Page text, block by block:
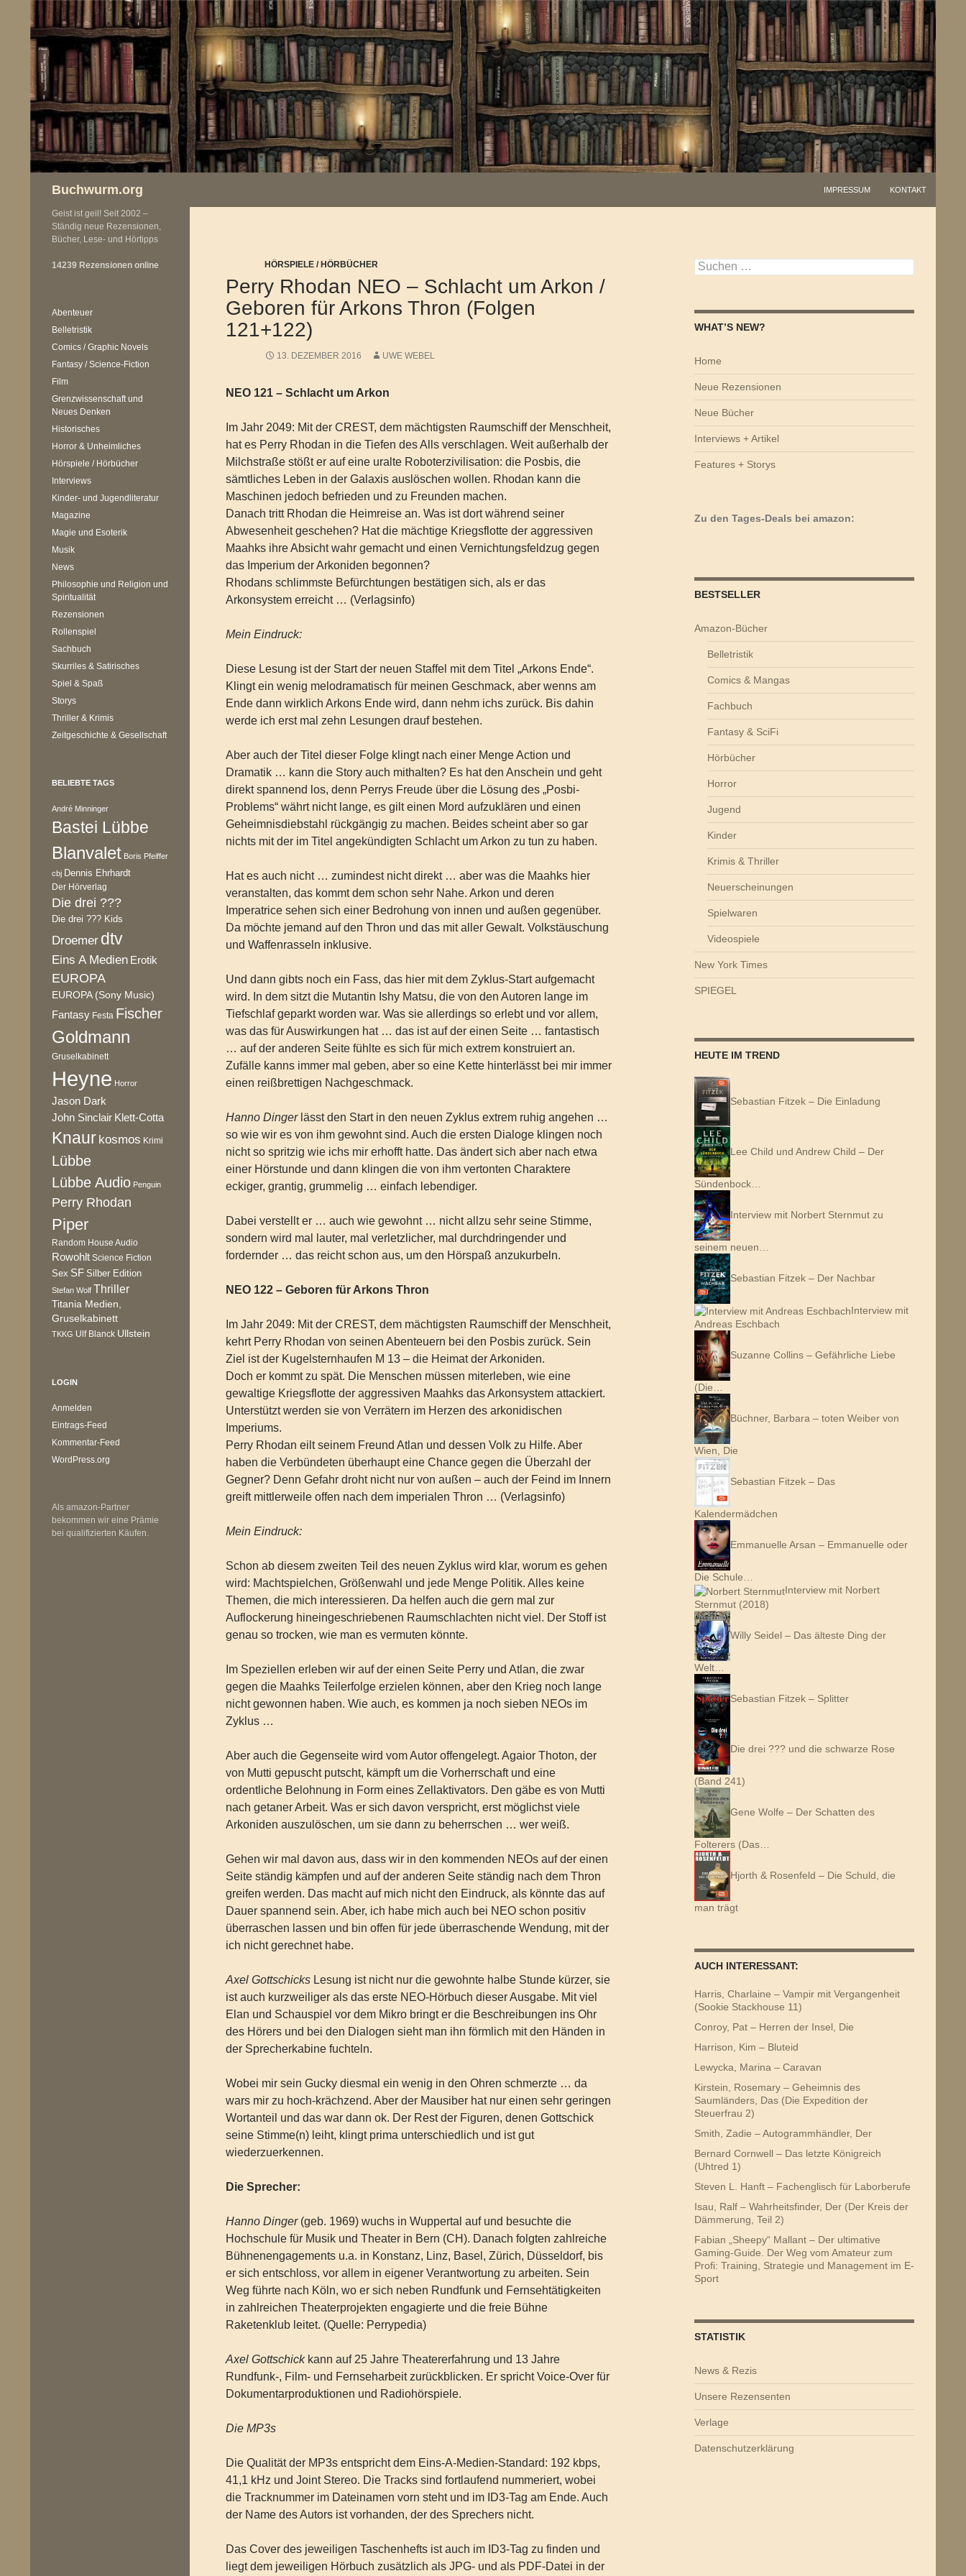
springen
Buchwurm.org IMPRESSUM KONTAKT
HÖRSPIELE / HÖRBÜCHER
Perry Rhodan NEO – Schlacht um Arkon /
Geboren für Arkons Thron (Folgen
121+122)
13. DEZEMBER 2016 UWE WEBEL
NEO 121 – Schlacht um Arkon
Im Jahr 2049: Mit der CREST, dem mächtigsten Raumschiff der Menschheit,
hat es Perry Rhodan in die Tiefen des Alls verschlagen. Weit außerhalb der
Milchstraße stößt er auf eine uralte Roboterzivilisation: die Posbis, die
sämtliches Leben in der Galaxis auslöschen wollen. Rhodan kann die
Maschinen jedoch befrieden und zu Freunden machen.
Danach tritt Rhodan die Heimreise an. Was ist dort während seiner
Abwesenheit geschehen? Hat die mächtige Kriegsflotte der aggressiven
Maahks ihre Absicht wahr gemacht und einen Vernichtungsfeldzug gegen
das Imperium der Arkoniden begonnen?
Rhodans schlimmste Befürchtungen bestätigen sich, als er das
Arkonsystem erreicht … (Verlagsinfo)
Mein Eindruck:
Diese Lesung ist der Start der neuen Staffel mit dem Titel „Arkons Ende“.
Klingt ein wenig melodramatisch für meinen Geschmack, aber wenns am
Ende dann wirklich Arkons Ende wird, dann nehm ichs zurück. Bis dahin
werde ich erst mal zehn Lesungen drauf bestehen.
Aber auch der Titel dieser Folge klingt nach einer Menge Action und
Dramatik … kann die Story auch mithalten? Es hat den Anschein und geht
direkt spannend los, denn Perrys Freude über die Lösung des „Posbi-
Problems“ währt nicht lange, es gilt einen Mord aufzuklären und einen
Geheimnisdiebstahl rückgängig zu machen. Beides scheint aber so gar
nichts mit der im Titel angekündigten Schlacht um Arkon zu tun zu haben.
Hat es auch nicht … zumindest nicht direkt … aber was die Maahks hier
veranstalten, das kommt dem schon sehr Nahe. Arkon und deren
Imperatrice sehen sich einer Bedrohung von innen und außen gegenüber.
Da möchte jemand auf den Thron und das mit aller Gewalt. Volkstäuschung
und Waffenrasseln inklusive.
Und dann gibts noch ein Fass, das hier mit dem Zyklus-Start aufgemacht
wird. In dem sitzt die Mutantin Ishy Matsu, die von den Autoren lange im
Tiefschlaf geparkt worden war. Was sie allerdings so erlebt und vor allem,
was das für Auswirkungen hat … das ist auf der einen Seite … fantastisch
… auf der anderen Seite fühlte es sich für mich extrem konstruiert an.
Zufälle kanns immer mal geben, aber so eine Kette hinterlässt bei mir immer
einen reißbrettigen Nachgeschmack.
Hanno Dingerlässt den Start in den neuen Zyklus extrem ruhig angehen …
so wie wir es von ihm gewohnt sind. Auch die ersten Dialoge klingen noch
nicht so spritzig wie ichs mir erhofft hatte. Das ändert sich aber nach etwa
einer Hörstunde und dann klingen die von ihm vertonten Charaktere
eckiger, grantig, grummelig … einfach lebendiger.
Dabei verstellt er … auch wie gewohnt … nicht allzu sehr seine Stimme,
sondern wird mal lauter, mal verletzlicher, mal durchdringender und
fordernder … das reicht schon aus, um den Hörspaß anzukurbeln.
NEO 122 – Geboren für Arkons Thron
Im Jahr 2049: Mit der CREST, dem mächtigsten Raumschiff der Menschheit,
kehrt Perry Rhodan von seinen Abenteuern bei den Posbis zurück. Sein
Ziel ist der Kugelsternhaufen M 13 – die Heimat der Arkoniden.
Doch er kommt zu spät. Die Menschen müssen miterleben, wie eine
gewaltige Kriegsflotte der aggressiven Maahks das Arkonsystem attackiert.
Unterstützt werden sie von Verrätern im Herzen des arkonidischen
Imperiums.
Perry Rhodan eilt seinem Freund Atlan und dessen Volk zu Hilfe. Aber
haben die Verbündeten überhaupt eine Chance gegen die Überzahl der
Gegner? Denn Gefahr droht nicht nur von außen – auch der Feind im Innern
greift mittlerweile offen nach dem imperialen Thron … (Verlagsinfo)
Mein Eindruck:
Schon ab diesem zweiten Teil des neuen Zyklus wird klar, worum es gehen
wird: Machtspielchen, Größenwahl und jede Menge Politik. Alles keine
Themen, die mich interessieren. Da helfen auch die gern mal zur
Auflockerung hineingeschriebenen Raumschlachten nicht viel. Der Stoff ist
genau so trocken, wie man es vermuten könnte.
Im Speziellen erleben wir auf der einen Seite Perry und Atlan, die zwar
gegen die Maahks Teilerfolge erzielen können, aber den Krieg noch lange
nicht gewonnen haben. Wie auch, es kommen ja noch sieben NEOs im
Zyklus …
Aber auch die Gegenseite wird vom Autor offengelegt. Agaior Thoton, der
von Mutti gepuscht putscht, kämpft um die Vorherrschaft und eine
ordentliche Belohnung in Form eines Zellaktivators. Den gäbe es von Mutti
nach getaner Arbeit. Was er sich davon verspricht, erst möglichst viele
Arkoniden auszulöschen, um sie dann zu beherrschen … wer weiß.
Gehen wir mal davon aus, dass wir in den kommenden NEOs auf der einen
Seite ständig kämpfen und auf der anderen Seite ständig nach dem Thron
greifen werden. Das macht auf mich nicht den Eindruck, als könnte das auf
Dauer spannend sein. Aber, ich habe mich auch bei NEO schon positiv
überraschen lassen und bin offen für jede überraschende Wendung, mit der
ich nicht gerechnet habe.
Axel Gottschicks Lesung ist nicht nur die gewohnte halbe Stunde kürzer, sie
ist auch kurzweiliger als das erste NEO-Hörbuch dieser Ausgabe. Mit viel
Elan und Schauspiel vor dem Mikro bringt er die Beschreibungen ins Ohr
des Hörers und bei den Dialogen sieht man ihn förmlich mit den Händen in
der Sprecherkabine fuchteln.
Wobei mir sein Gucky diesmal ein wenig in den Ohren schmerzte … da
wars mir zu hoch-krächzend. Aber der Mausiber hat nur einen sehr geringen
Wortanteil und das war dann ok. Der Rest der Figuren, denen Gottschick
seine Stimme(n) leiht, klingt prima unterschiedlich und ist gut
wiederzuerkennen.
Die Sprecher:
Hanno Dinger(geb. 1969) wuchs in Wuppertal auf und besuchte die
Hochschule für Musik und Theater in Bern (CH). Danach folgten zahlreiche
Bühnenengagements u.a. in Konstanz, Linz, Basel, Zürich, Düsseldorf, bis
er sich entschloss, vor allem in eigener Verantwortung zu arbeiten. Sein
Weg führte nach Köln, wo er sich neben Rundfunk und Fernsehtätigkeiten
in zahlreichen Theaterprojekten engagierte und die freie Bühne
Raketenklub leitet. (Quelle: Perrypedia)
Axel Gottschickkann auf 25 Jahre Theatererfahrung und 13 Jahre
Rundfunk-, Film- und Fernseharbeit zurückblicken. Er spricht Voice-Over für
Dokumentarproduktionen und Radiohörspiele.
Die MP3s
Die Qualität der MP3s entspricht dem Eins-A-Medien-Standard: 192 kbps,
41,1 kHz und Joint Stereo. Die Tracks sind fortlaufend nummeriert, wobei
die Tracknummer im Dateinamen vorn steht und im ID3-Tag am Ende. Auch
der Name des Autors ist vorhanden, der des Sprechers nicht.
Das Cover des jeweiligen Taschenhefts ist auch im ID3-Tag zu finden und
liegt dem jeweiligen Hörbuch zusätzlich als JPG- und als PDF-Datei in der
Suchen
nach:
WHAT’S NEW?
Home
Neue Rezensionen
Neue Bücher
Interviews + Artikel
Features + Storys
Zu den Tages-Deals bei amazon:
BESTSELLER
Amazon-Bücher
Belletristik
Comics & Mangas
Fachbuch
Fantasy & SciFi
Hörbücher
Horror
Jugend
Kinder
Krimis & Thriller
Neuerscheinungen
Spielwaren
Videospiele
New York Times
SPIEGEL
HEUTE IM TREND
Sebastian Fitzek – Die Einladung
Lee Child und Andrew Child – Der
Sündenbock…
Interview mit Norbert Sternmut zu
seinem neuen…
Sebastian Fitzek – Der Nachbar
Interview mit
Andreas Eschbach
Suzanne Collins – Gefährliche Liebe
(Die…
Büchner, Barbara – toten Weiber von
Wien, Die
Sebastian Fitzek – Das
Kalendermädchen
Emmanuelle Arsan – Emmanuelle oder
Die Schule…
Interview mit Norbert
Sternmut (2018)
Willy Seidel – Das älteste Ding der
Welt…
Sebastian Fitzek – Splitter
Die drei ??? und die schwarze Rose
(Band 241)
Gene Wolfe – Der Schatten des
Folterers (Das…
Hjorth & Rosenfeld – Die Schuld, die
man trägt
AUCH INTERESSANT:
Harris, Charlaine – Vampir mit Vergangenheit
(Sookie Stackhouse 11)
Conroy, Pat – Herren der Insel, Die
Harrison, Kim – Bluteid
Lewycka, Marina – Caravan
Kirstein, Rosemary – Geheimnis des
Saumländers, Das (Die Expedition der
Steuerfrau 2)
Smith, Zadie – Autogrammhändler, Der
Bernard Cornwell – Das letzte Königreich
(Uhtred 1)
Steven L. Hanft – Fachenglisch für Laborberufe
Isau, Ralf – Wahrheitsfinder, Der (Der Kreis der
Dämmerung, Teil 2)
Fabian „Sheepy“ Mallant – Der ultimative
Gaming-Guide. Der Weg vom Amateur zum
Profi: Training, Strategie und Management im E-
Sport
STATISTIK
News & Rezis
Unsere Rezensenten
Verlage
Datenschutzerklärung
Geist ist geil! Seit 2002 –
Ständig neue Rezensionen,
Bücher, Lese- und Hörtipps
14239 Rezensionen online
Abenteuer
Belletristik
Comics / Graphic Novels
Fantasy / Science-Fiction
Film
Grenzwissenschaft und
Neues Denken
Historisches
Horror & Unheimliches
Hörspiele / Hörbücher
Interviews
Kinder- und Jugendliteratur
Magazine
Magie und Esoterik
Musik
News
Philosophie und Religion und
Spiritualität
Rezensionen
Rollenspiel
Sachbuch
Skurriles & Satirisches
Spiel & Spaß
Storys
Thriller & Krimis
Zeitgeschichte & Gesellschaft
BELIEBTE TAGS
André Minninger
Bastei Lübbe
Blanvalet Boris Pfeiffer
cbj Dennis Ehrhardt
Der Hörverlag
Die drei ???
Die drei ??? Kids
Droemer dtv
Eins A Medien Erotik
EUROPA
EUROPA (Sony Music)
Fantasy Festa Fischer
Goldmann
Gruselkabinett
Heyne Horror
Jason Dark
John Sinclair Klett-Cotta
Knaur kosmos Krimi
Lübbe
Lübbe Audio Penguin
Perry Rhodan
Piper
Random House Audio
Rowohlt Science Fiction
Sex SF Silber Edition
Stefan Wolf Thriller
Titania Medien,
Gruselkabinett
TKKG Ulf Blanck Ullstein
LOGIN
Anmelden
Eintrags-Feed
Kommentar-Feed
WordPress.org
Als amazon-Partner
bekommen wir eine Prämie
bei qualifizierten Käufen.